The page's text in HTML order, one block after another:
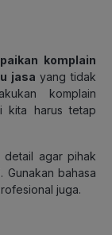
komplain
jasa yang tidak
komplain
kita harus tetap
detail agar pihak
Gunakan bahasa
juga.